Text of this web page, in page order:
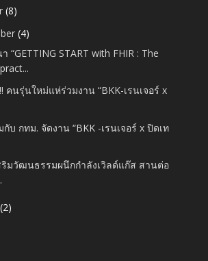
(8)
(4)
“GETTING START with FHIR : The
คนรุ่นใหม่แห่ร่วมงาน “BKK-เรนเจอร์ x
บ กทม. จัดงาน “BKK -เรนเจอร์ x ปิดเท
ริมวัฒนธรรมผนึกกำลังเวิลด์แก๊ส สานต่อ
(2)